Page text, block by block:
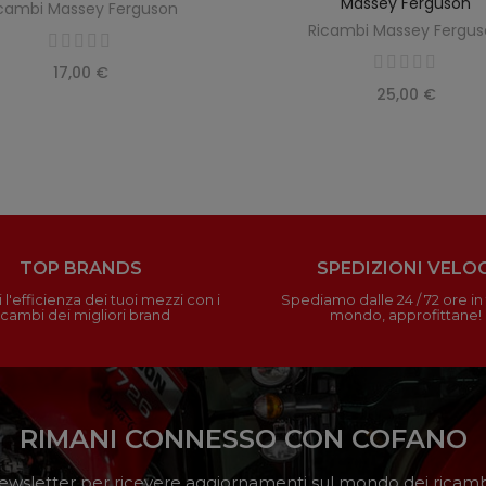
Massey Ferguson
17,00 €
Ricambi Massey
25,00 €
TOP BRANDS
l'efficienza dei tuoi mezzi con i
dei migliori brand
SPEDIZIONI
Spediamo dalle 24 / 72 ore
mondo, approfittane!
RIMANI CONNESSO CON COFANO